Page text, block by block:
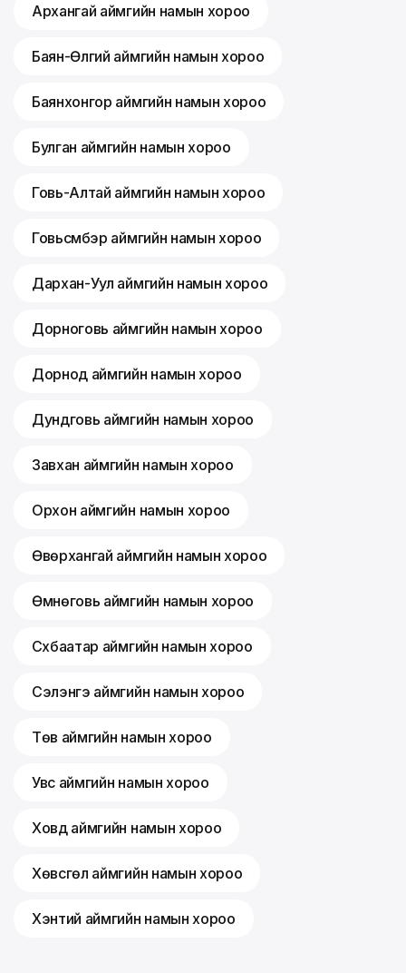
Архангай аймгийн намын хороо
Баян-Өлгий аймгийн намын хороо
Баянхонгор аймгийн намын хороо
Булган аймгийн намын хороо
Говь-Алтай аймгийн намын хороо
Говьсүмбэр аймгийн намын хороо
Дархан-Уул аймгийн намын хороо
Дорноговь аймгийн намын хороо
Дорнод аймгийн намын хороо
Дундговь аймгийн намын хороо
Завхан аймгийн намын хороо
Орхон аймгийн намын хороо
Өвөрхангай аймгийн намын хороо
Өмнөговь аймгийн намын хороо
Сүхбаатар аймгийн намын хороо
Сэлэнгэ аймгийн намын хороо
Төв аймгийн намын хороо
Увс аймгийн намын хороо
Ховд аймгийн намын хороо
Хөвсгөл аймгийн намын хороо
Хэнтий аймгийн намын хороо